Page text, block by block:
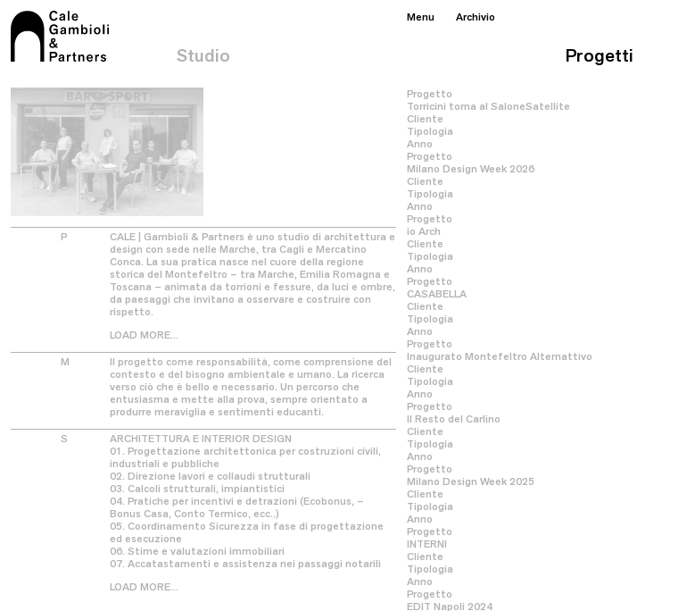
Chi siamo
Persone Manifesto
Architettura
Spazi pubblici Spazi privati Restauro
Menu Archivio
Studio Progetti
P
CALE | Gambioli & Partners è uno studio di architettura e
design con sede nelle Marche, tra Cagli e Mercatino
Conca. La sua pratica nasce nel cuore della regione
storica del Montefeltro – tra Marche, Emilia Romagna e
Toscana – animata da torrioni e fessure, da luci e ombre,
da paesaggi che invitano a osservare e costruire con
rispetto.
LOAD MORE...
M
Il progetto come responsabilità, come comprensione del
contesto e del bisogno ambientale e umano. La ricerca
verso ciò che è bello e necessario. Un percorso che
entusiasma e mette alla prova, sempre orientato a
produrre meraviglia e sentimenti educanti.
S
ARCHITETTURA E INTERIOR DESIGN
01. Progettazione architettonica per costruzioni civili,
industriali e pubbliche
02. Direzione lavori e collaudi strutturali
03. Calcoli strutturali, impiantistici
04. Pratiche per incentivi e detrazioni (Ecobonus, –
Bonus Casa, Conto Termico, ecc..)
05. Coordinamento Sicurezza in fase di progettazione
ed esecuzione
06. Stime e valutazioni immobiliari
07. Accatastamenti e assistenza nei passaggi notarili
LOAD MORE...
Progetto
Torricini torna al SaloneSatellite
Cliente
Tipologia
Anno
Progetto
Milano Design Week 2026
Cliente
Tipologia
Anno
Progetto
io Arch
Cliente
Tipologia
Anno
Progetto
CASABELLA
Cliente
Tipologia
Anno
Progetto
​​Inaugurato Montefeltro Alternattivo
Cliente
Tipologia
Anno
Progetto
Il Resto del Carlino
Cliente
Tipologia
Anno
Progetto
Milano Design Week 2025
Cliente
Tipologia
Anno
Progetto
INTERNI
Cliente
Tipologia
Anno
Progetto
EDIT Napoli 2024